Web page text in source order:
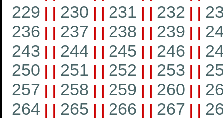
229 | | 230 | | 231 | | 232 | |
236 | | 237 | | 238 | | 239 | |
243 | | 244 | | 245 | | 246 | |
250 | | 251 | | 252 | | 253 | |
257 | | 258 | | 259 | | 260 | |
264 | | 265 | | 266 | | 267 | |